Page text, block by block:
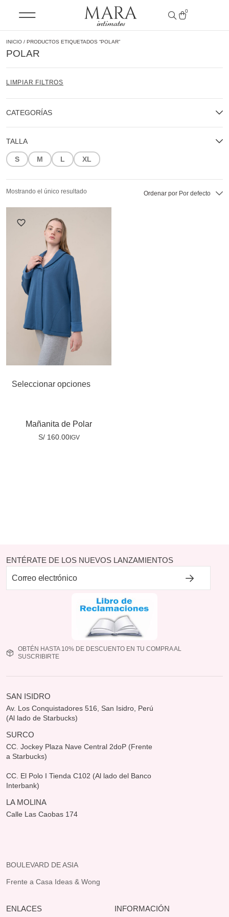
0
INICIO / PRODUCTOS ETIQUETADOS “POLAR”
POLAR
LIMPIAR FILTROS
CATEGORÍAS
TALLA
S M L XL
Ordenar por Por defecto
Seleccionar opciones
Mañanita de Polar
S/160.00IGV
Mostrando el único resultado
ENTÉRATE DE LOS NUEVOS LANZAMIENTOS
OBTÉN HASTA 10% DE DESCUENTO EN TU COMPRA AL
SUSCRIBIRTE
SAN ISIDRO
Av. Los Conquistadores 516, San Isidro, Perú
(Al lado de Starbucks)
SURCO
CC. Jockey Plaza Nave Central 2doP (Frente
a Starbucks)
CC. El Polo I Tienda C102 (Al lado del Banco
Interbank)
LA MOLINA
Calle Las Caobas 174
BOULEVARD DE ASIA
Frente a Casa Ideas & Wong
ENLACES INFORMACIÓN